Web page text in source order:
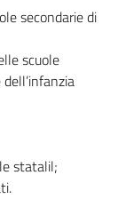
secondarie di
scuole
statalil;